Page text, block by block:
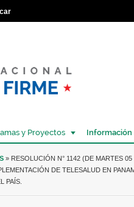
y Proyectos Información
» RESOLUCIÓN N° 1142 (DE MARTES
DE TELESALUD EN
PAÍS.